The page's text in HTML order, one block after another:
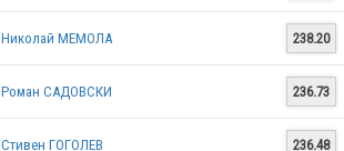
Николай МЕМОЛА 238.20
Роман САДОВСКИ 236.73
Стивен ГОГОЛЕВ 236.48